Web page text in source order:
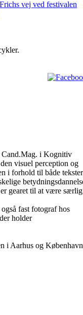
Cand.Mag. i Kognitiv
visuel perception og
i forhold til både tekster
gearet til at være særlig
fast fotograf hos
holder
i Aarhus og København